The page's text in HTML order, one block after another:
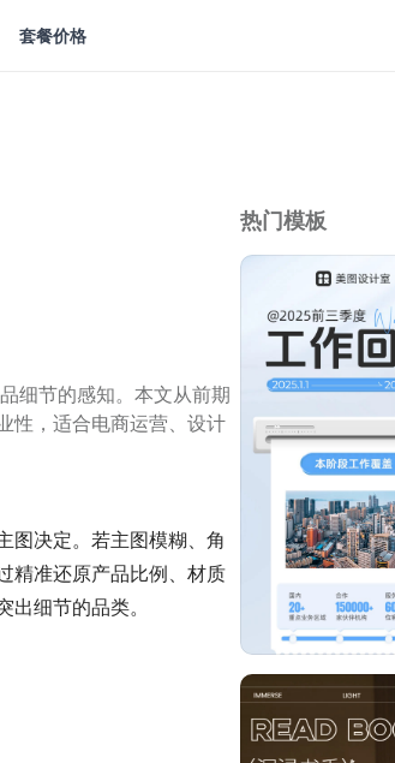
套餐价格
细节的感知。本文从前期
性，适合电商运营、设计
图决定。若主图模糊、角
精准还原产品比例、材质
出细节的品类。
热门模板